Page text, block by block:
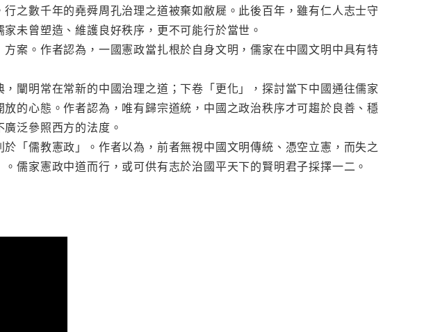
之數千年的堯舜周孔治理之道被棄如敝屣。此後百年，雖有仁人志士守
未曾塑造、維護良好秩序，更不可能行於當世。
案。作者認為，一國憲政當扎根於自身文明，儒家在中國文明中具有特
闡明常在常新的中國治理之道；下卷「更化」，探討當下中國通往儒家
的心態。作者認為，唯有歸宗道統，中國之政治秩序才可趨於良善、穩
泛參照西方的法度。
「儒教憲政」。作者以為，前者無視中國文明傳統、憑空立憲，而失之
儒家憲政中道而行，或可供有志於治國平天下的賢明君子採擇一二。